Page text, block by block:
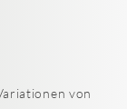
von